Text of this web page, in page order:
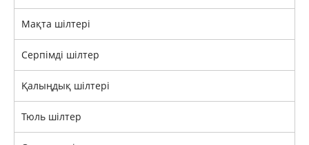
Мақта шілтері
Серпімді шілтер
Қалыңдық шілтері
Тюль шілтер